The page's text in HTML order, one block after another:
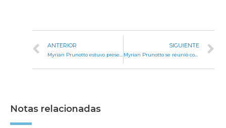
ANTERIOR
Myrian Prunotto estuvo presente en la noche inaugural de Cosquín
SIGUIENTE
Myrian Prunotto se reunió con intendentes de Calamuchita en Villa Yacanto
Notas relacionadas